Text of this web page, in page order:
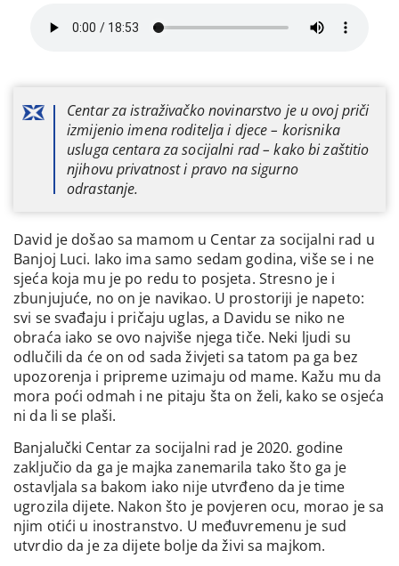
Centar za istraživačko novinarstvo je u ovoj priči
izmijenio imena roditelja i djece – korisnika
usluga centara za socijalni rad – kako bi zaštitio
njihovu privatnost i pravo na sigurno
odrastanje.
David je došao sa mamom u Centar za socijalni rad u
Banjoj Luci. Iako ima samo sedam godina, više se i ne
sjeća koja mu je po redu to posjeta. Stresno je i
zbunjujuće, no on je navikao. U prostoriji je napeto:
svi se svađaju i pričaju uglas, a Davidu se niko ne
obraća iako se ovo najviše njega tiče. Neki ljudi su
odlučili da će on od sada živjeti sa tatom pa ga bez
upozorenja i pripreme uzimaju od mame. Kažu mu da
mora poći odmah i ne pitaju šta on želi, kako se osjeća
ni da li se plaši.
Banjalučki Centar za socijalni rad je 2020. godine
zaključio da ga je majka zanemarila tako što ga je
ostavljala sa bakom iako nije utvrđeno da je time
ugrozila dijete. Nakon što je povjeren ocu, morao je sa
njim otići u inostranstvo. U međuvremenu je sud
utvrdio da je za dijete bolje da živi sa majkom.